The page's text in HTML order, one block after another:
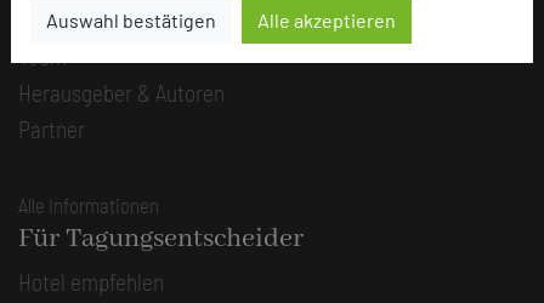
Auswahl bestätigen Alle akzeptieren
Kategorie
Team
Herausgeber & Autoren
Partner
Alle Informationen
Für Tagungsentscheider
Hotel empfehlen